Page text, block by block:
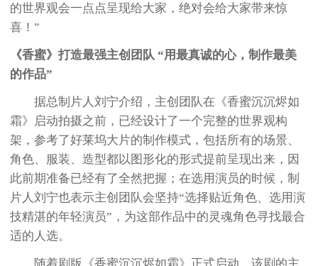
的世界观会一点点呈现给大家，绝对会给大家带来惊
喜！”
《香蜜》打造最强主创团队 “用最真诚的心，制作最美
的作品”
据总制片人刘宁介绍，主创团队在《香蜜沉沉烬如
霜》启动拍摄之前，已经设计了一个完整的世界观构
架，参考了好莱坞大片的制作模式，包括所有的场景、
角色、服装、造型都以图形化的形式提前呈现出来，因
此前期准备已经有了全然把握；在选用演员的时候，制
片人刘宁也表示主创团队会坚持“选择贴近角色、选用演
技精湛的年轻演员”，为这部作品中的灵魂角色寻找最合
适的人选。
随着剧版《香蜜沉沉烬如霜》正式启动，该剧的主